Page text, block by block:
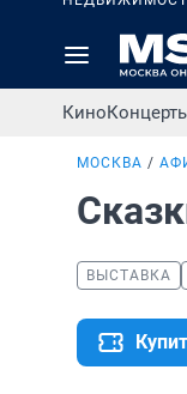
Кино
МОСКВА
ВЫСТАВКА